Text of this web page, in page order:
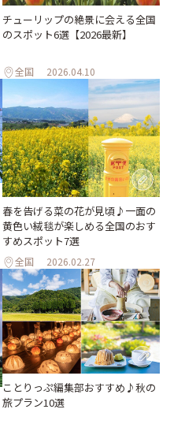
チューリップの絶景に会える全国
のスポット6選【2026最新】
全国 2026.04.10
春を告げる菜の花が見頃♪一面の
黄色い絨毯が楽しめる全国のおす
すめスポット7選
全国 2026.02.27
ことりっぷ編集部おすすめ♪秋の
旅プラン10選